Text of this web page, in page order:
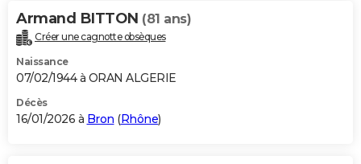
Armand BITTON (81 ans)
Créer une cagnotte obsèques
Naissance
07/02/1944 à ORAN ALGERIE
Décès
16/01/2026 à Bron (Rhône)